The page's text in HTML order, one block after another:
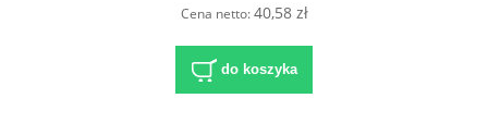
Cena netto:40,58 zł
do koszyka